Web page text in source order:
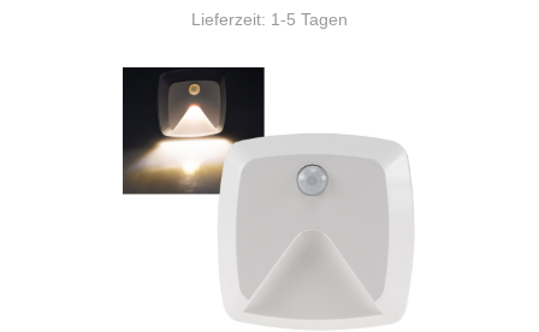
Lieferzeit: 1-5 Tagen